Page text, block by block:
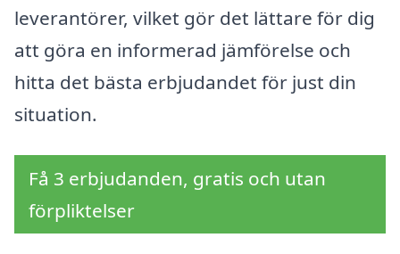
leverantörer, vilket gör det lättare för dig
att göra en informerad jämförelse och
hitta det bästa erbjudandet för just din
situation.
Få 3 erbjudanden, gratis och utan
förpliktelser